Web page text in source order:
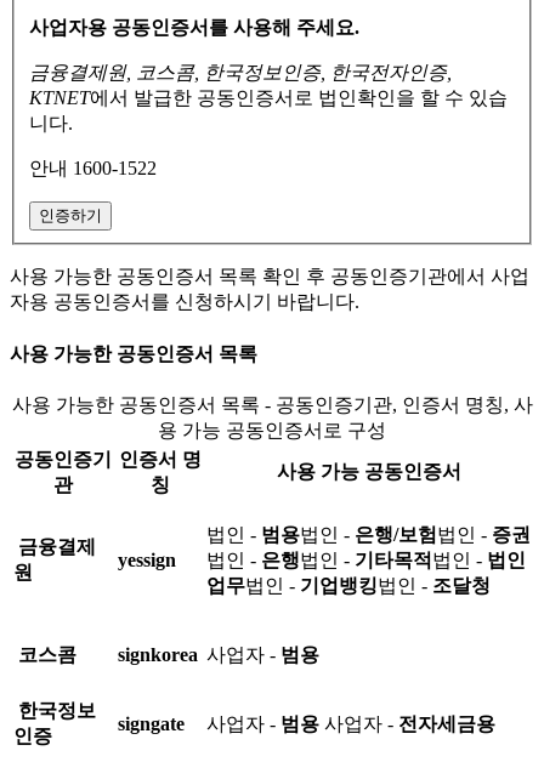
사업자용 공동인증서를 사용해 주세요.
금융결제원, 코스콤, 한국정보인증, 한국전자인증,
KTNET에서 발급한 공동인증서로 법인확인을 할 수 있습
니다.
안내 1600-1522
인증하기
사용 가능한 공동인증서 목록 확인 후 공동인증기관에서 사업
자용 공동인증서를 신청하시기 바랍니다.
사용 가능한 공동인증서 목록
사용 가능한 공동인증서 목록 - 공동인증기관, 인증서 명칭, 사
용 가능 공동인증서로 구성
공동인증기
관
인증서 명
칭
사용 가능 공동인증서
금융결제
원
yessign
법인 - 범용법인 - 은행/보험 법인 - 증권
법인 - 은행법인 - 기타목적 법인 - 법인
업무법인 - 기업뱅킹법인 - 조달청
코스콤 signkorea 사업자 - 범용
한국정보
인증
signgate 사업자 - 범용 사업자 - 전자세금용